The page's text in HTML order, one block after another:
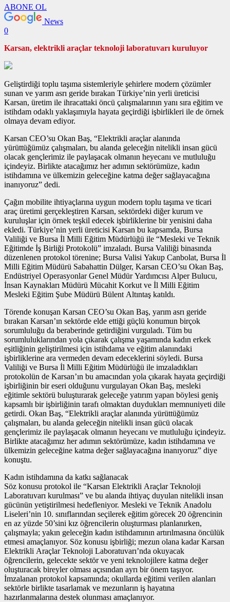
ABONE OL
News
0
Karsan, elektrikli araçlar teknoloji laboratuvarı kuruluyor
Geliştirdiği toplu taşıma sistemleriyle şehirlere modern çözümler
sunan ve yarım asrı geride bırakan Türkiye’nin yerli üreticisi
Karsan, üretim ile ihracattaki öncü çalışmalarının yanı sıra eğitim ve
istihdam odaklı yaklaşımıyla hayata geçirdiği işbirlikleri ile de örnek
olmaya devam ediyor.
Karsan CEO’su Okan Baş, “Elektrikli araçlar alanında
yürüttüğümüz çalışmaları, bu alanda geleceğin nitelikli insan gücü
olacak gençlerimiz ile paylaşacak olmanın heyecanı ve mutluluğu
içindeyiz. Birlikte atacağımız her adımın sektörümüze, kadın
istihdamına ve ülkemizin geleceğine katma değer sağlayacağına
inanıyoruz” dedi.
Çağın mobilite ihtiyaçlarına uygun modern toplu taşıma ve ticari
araç üretimi gerçekleştiren Karsan, sektördeki diğer kurum ve
kuruluşlar için örnek teşkil edecek işbirliklerine bir yenisini daha
ekledi. Türkiye’nin yerli üreticisi Karsan bu kapsamda, Bursa
Valiliği ve Bursa İl Milli Eğitim Müdürlüğü ile “Mesleki ve Teknik
Eğitimde İş Birliği Protokolü” imzaladı. Bursa Valiliği binasında
düzenlenen protokol törenine; Bursa Valisi Yakup Canbolat, Bursa İl
Milli Eğitim Müdürü Sabahattin Dülger, Karsan CEO’su Okan Baş,
Endüstriyel Operasyonlar Genel Müdür Yardımcısı Alper Bulucu,
İnsan Kaynakları Müdürü Mücahit Korkut ve İl Milli Eğitim
Mesleki Eğitim Şube Müdürü Bülent Altıntaş katıldı.
Törende konuşan Karsan CEO’su Okan Baş, yarım asrı geride
bırakan Karsan’ın sektörde elde ettiği güçlü konumun birçok
sorumluluğu da beraberinde getirdiğini vurguladı. Tüm bu
sorumluluklarından yola çıkarak çalışma yaşamında kadın erkek
eşitliğinin geliştirilmesi için istihdama ve eğitim alanındaki
işbirliklerine ara vermeden devam edeceklerini söyledi. Bursa
Valiliği ve Bursa İl Milli Eğitim Müdürlüğü ile imzaladıkları
protokolün de Karsan’ın bu amacından yola çıkarak hayata geçirdiği
işbirliğinin bir eseri olduğunu vurgulayan Okan Baş, mesleki
eğitimle sektörü buluşturarak geleceğe yatırım yapan böylesi geniş
kapsamlı bir işbirliğinin tarafı olmaktan duydukları memnuniyeti dile
getirdi. Okan Baş, “Elektrikli araçlar alanında yürüttüğümüz
çalışmaları, bu alanda geleceğin nitelikli insan gücü olacak
gençlerimiz ile paylaşacak olmanın heyecanı ve mutluluğu içindeyiz.
Birlikte atacağımız her adımın sektörümüze, kadın istihdamına ve
ülkemizin geleceğine katma değer sağlayacağına inanıyoruz” diye
konuştu.
Kadın istihdamına da katkı sağlanacak
Söz konusu protokol ile “Karsan Elektrikli Araçlar Teknoloji
Laboratuvarı kurulması” ve bu alanda ihtiyaç duyulan nitelikli insan
gücünün yetiştirilmesi hedefleniyor. Mesleki ve Teknik Anadolu
Liseleri’nin 10. sınıflarından seçilerek eğitim görecek 20 öğrencinin
en az yüzde 50’sini kız öğrencilerin oluşturması planlanırken,
çalışmayla; yakın geleceğin kadın istihdamının artırılmasına öncülük
etmesi amaçlanıyor. Söz konusu işbirliği; mezun olana kadar Karsan
Elektrikli Araçlar Teknoloji Laboratuvarı’nda okuyacak
öğrencilerin, gelecekte sektör ve yeni teknolojilere katma değer
oluşturacak bireyler olması açısından ayrı bir önem taşıyor.
İmzalanan protokol kapsamında; okullarda eğitimi verilen alanları
sektörle birlikte tasarlamak ve mezunların iş hayatına
hazırlanmalarına destek olunması amaçlanıyor.